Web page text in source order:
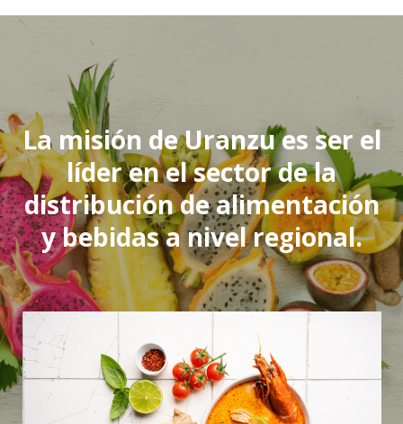
La misión de Uranzu es ser el
líder en el sector de la
distribución de alimentación
y bebidas a nivel regional.